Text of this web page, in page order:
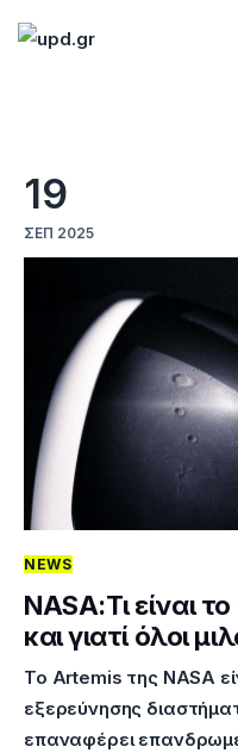
Futuring
AI news
19
ΣΕΠ 2025
NEWS
NASA:Τι είναι
και γιατί όλοι
Το Artemis της NASA
εξερεύνησης
επαναφέρει